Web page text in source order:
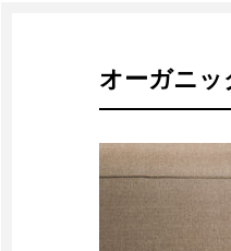
オーガニ